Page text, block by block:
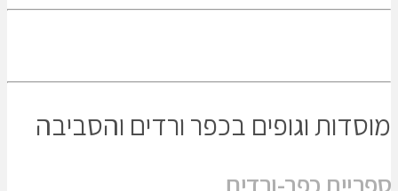
מוסדות וגופים בכפר ורדים והסביבה
ספריית כפר-ורדים